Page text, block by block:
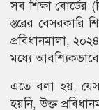
সব শিক্ষা বোর্ডের
স্তরের বেসরকারি
প্রবিধানমালা,
মধ্যে
এতে বলা হয়,
হয়নি, উক্ত